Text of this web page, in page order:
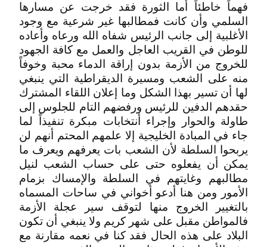
فهماً خاطئاً أما الثورة فقد خرجت عن مسارها
السلمي وأن كانت فمطالبها غير شرعية مع وجود
الأغلبية إلى جانب الرئيس شفاه الله ورعاه وأعاده
للوطن في القريب العاجل والعمل مع كافة الجهود
للخروج من الأزمة بدون إراقة الدماء محبة وخوفاً
منه على الشعب ومسيرة الديقراطية التي ينبغي
لها أن تسير بهذا الشكل وما إعلان اللقاء المشترك
حقدهم الدفين للرئيس ورفضهم التام للجلوس إلى
طاولة والحوار وإجراء أنتخابات مبكرة تنفيذاً لما
جاء في المبادة الخليجية إلا علمهم المحتم أنهم لن
يربحوا السلطة لأن الشعب بات يعرفهم ويعرف ما
يمكن أن يفعلوه حتى على حساب الشعب لنيل
مطالبهم وغايتهم في السلطة والإمساك بزمام
الأمور ومن هنا أدعو أخواني في ساحات المسماه
بالتغيير الخروج منها لتوقف سير عجلة الأزمة
فالمواطن مقبل على شهر كريم ولا ينبغي أن تكون
البلاد على هذه الحال فقد كنا في نعمه مقارنة مع